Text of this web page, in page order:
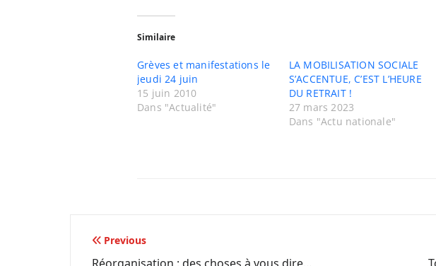
Similaire
Grèves et manifestations le
jeudi 24 juin
15 juin 2010
Dans "Actualité"
LA MOBILISATION SOCIALE
S’ACCENTUE, C’EST L’HEURE
DU RETRAIT !
27 mars 2023
Dans "Actu nationale"
Navigation
Previous